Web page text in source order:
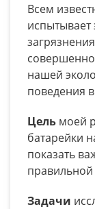
Всем
нашей
поведения
Цель моей
батарейки
показать
правильной
Задачи